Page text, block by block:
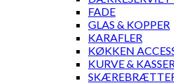
FADE
GLAS & KOPPER
KARAFLER
KØKKEN
KURVE &